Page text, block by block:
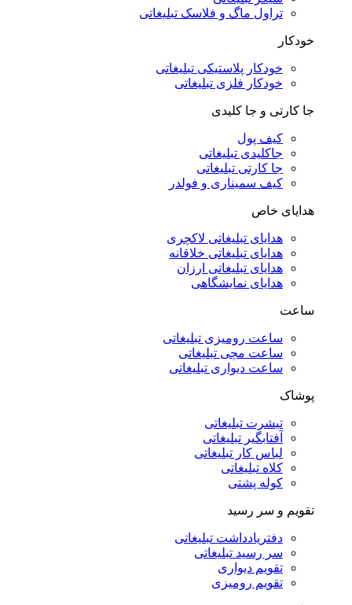
تراول ماگ و فلاسک تبلیغاتی
خودکار
خودکار پلاستیکی تبلیغاتی
خودکار فلزی تبلیغاتی
جا کارتی و جا کلیدی
کیف پول
جاکلیدی تبلیغاتی
جا کارتی تبلیغاتی
کیف سمیناری و فولدر
هدایای خاص
هدایای تبلیغاتی لاکچری
هدایای تبلیغاتی خلاقانه
هدایای تبلیغاتی ارزان
هدایای نمایشگاهی
ساعت
ساعت رومیزی تبلیغاتی
ساعت مچی تبلیغاتی
ساعت دیواری تبلیغاتی
پوشاک
تیشرت تبلیغاتی
آفتابگیر تبلیغاتی
لباس کار تبلیغاتی
کلاه تبلیغاتی
کوله پشتی
تقویم و سر رسید
دفتریادداشت تبلیغاتی
سر رسید تبلیغاتی
تقویم دیواری
تقویم رومیزی